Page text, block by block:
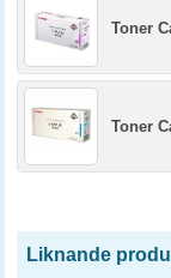
Toner
Toner
Liknande